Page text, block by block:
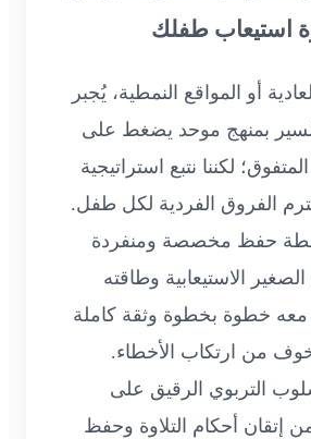
استيعاب طفلك
أو المواقع النمطية، يُجبر
بمنهج موحد يضغط على
لكننا نتبع استراتيجية
الفروق الفردية لكل طفل.
حفظ مخصصة ومنفردة
الاستيعابية وطاقته
معه خطوة بخطوة وثقة كاملة
من ارتكاب الأخطاء.
التربوي الرقيق على
إتقان أحكام التلاوة وحفظ